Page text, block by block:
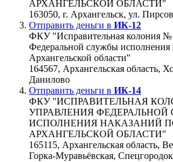
АРХАНГЕЛЬСКОЙ ОБЛАСТИ"
163050, г. Архангельск, ул.
Отправить деньги в ИК-12
ФКУ "Исправительная колония №
Федеральной службы исполнения
Архангельской области"
164567, Архангельская область,
Данилово
Отправить деньги в ИК-14
ФКУ "ИСПРАВИТЕЛЬНАЯ
УПРАВЛЕНИЯ ФЕДЕРАЛЬНОЙ
ИСПОЛНЕНИЯ НАКАЗАНИЙ
АРХАНГЕЛЬСКОЙ ОБЛАСТИ"
165115, Архангельская область,
Горка-Муравьёвская,